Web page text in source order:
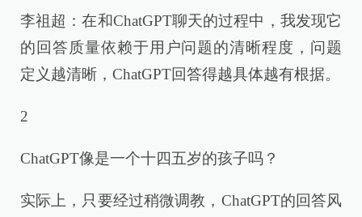
李祖超：在和ChatGPT聊天的过程中，我发现它
的回答质量依赖于用户问题的清晰程度，问题
定义越清晰，ChatGPT回答得越具体越有根据。
2
ChatGPT像是一个十四五岁的孩子吗？
实际上，只要经过稍微调教，ChatGPT的回答风